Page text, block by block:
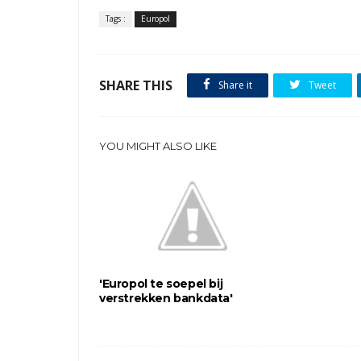
Tags : Europol
SHARE THIS Share it Tweet
YOU MIGHT ALSO LIKE
'Europol te soepel bij
verstrekken bankdata'